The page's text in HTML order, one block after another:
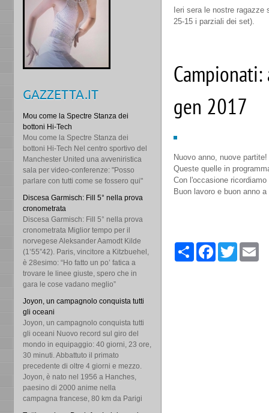
Ieri sera le nostre
25-15 i parziali dei set).
gen 2017
Nuovo anno, nuove partite!
Queste quelle in
Con l'occasione
Buon lavoro e buon anno
Share FacebookTwitter
GAZZETTA.IT
Mou come la Spectre Stanza dei
bottoni Hi-Tech
Mou come la Spectre Stanza dei
bottoni Hi-Tech Nel centro sportivo del
Manchester United una avveniristica
sala per video-conferenze: "Posso
parlare con tutti come se fossero qui"
Discesa Garmisch: Fill 5° nella prova
cronometrata
Discesa Garmisch: Fill 5° nella prova
cronometrata Miglior tempo per il
norvegese Aleksander Aamodt Kilde
(1’55”42). Paris, vincitore a Kitzbuehel,
è 28esimo: “Ho fatto un po’ fatica a
trovare le linee giuste, spero che in
gara le cose vadano meglio”
Joyon, un campagnolo conquista tutti
gli oceani
Joyon, un campagnolo conquista tutti
gli oceani Nuovo record sul giro del
mondo in equipaggio: 40 giorni, 23 ore,
30 minuti. Abbattuto il primato
precedente di oltre 4 giorni e mezzo.
Joyon, è nato nel 1956 a Hanches,
paesino di 2000 anime nella
campagna francese, 80 km da Parigi